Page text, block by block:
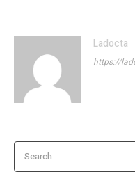
Ladocta
https://
Search